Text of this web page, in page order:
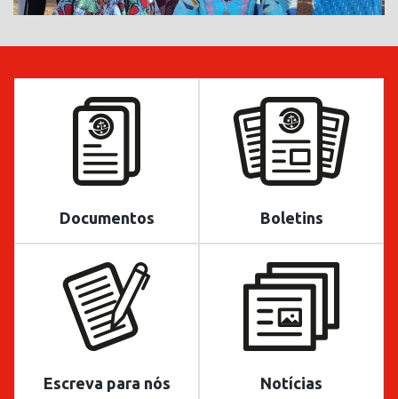
Documentos Boletins
Escreva para nós Notícias